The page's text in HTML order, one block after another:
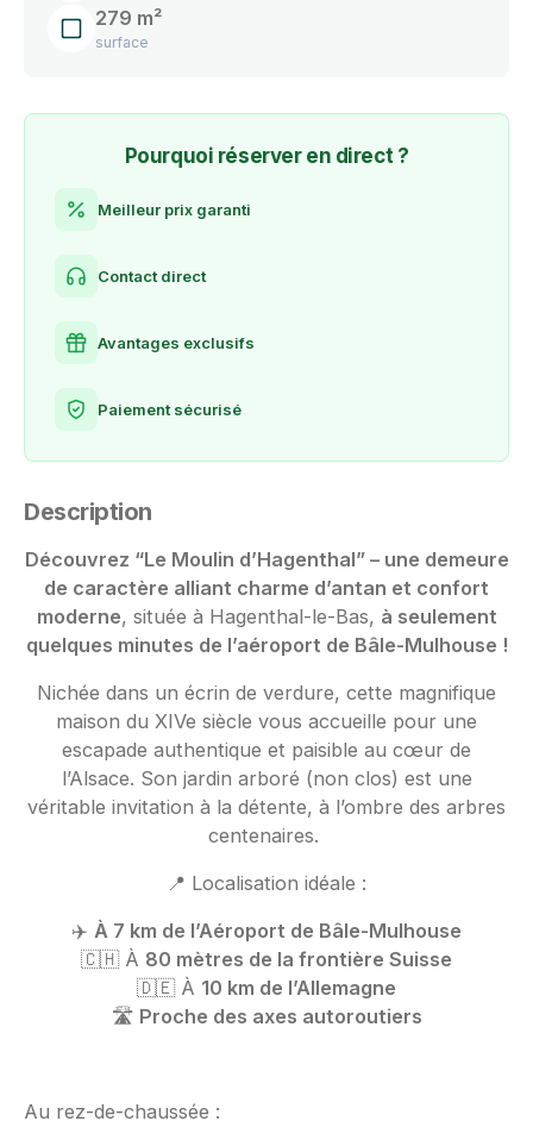
279 m²
surface
Pourquoi réserver en direct ?
Meilleur prix garanti
Contact direct
Avantages exclusifs
Paiement sécurisé
Description
Découvrez “Le Moulin d’Hagenthal” – une demeure
de caractère alliant charme d’antan et confort
moderne, située à Hagenthal-le-Bas, à seulement
quelques minutes de l’aéroport de Bâle-Mulhouse !
Nichée dans un écrin de verdure, cette magnifique
maison du XIVe siècle vous accueille pour une
escapade authentique et paisible au cœur de
l’Alsace. Son jardin arboré (non clos) est une
véritable invitation à la détente, à l’ombre des arbres
centenaires.
📍 Localisation idéale :
✈️ À 7 km de l’Aéroport de Bâle-Mulhouse
🇨🇭 À 80 mètres de la frontière Suisse
🇩🇪 À 10 km de l’Allemagne
🛣️ Proche des axes autoroutiers
Au rez-de-chaussée :